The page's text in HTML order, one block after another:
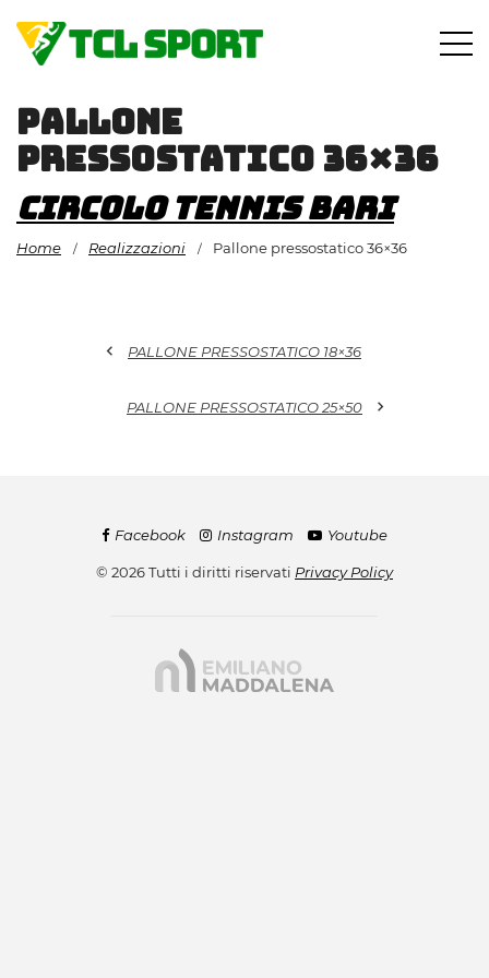
contenuto
Pallone
pressostatico 36×36
Circolo Tennis Bari
Home / Realizzazioni / Pallone pressostatico 36×36
PALLONE PRESSOSTATICO 18×36
chevron_left
PALLONE PRESSOSTATICO 25×50 chevron_right
Facebook Instagram Youtube
© 2026 Tutti i diritti riservati Privacy Policy